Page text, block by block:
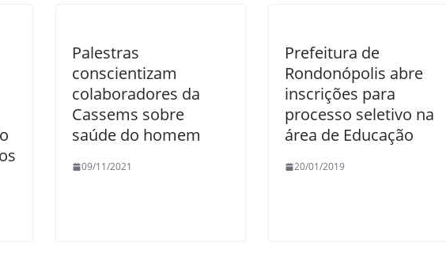
Palestras
conscientizam
colaboradores da
Cassems sobre
saúde do homem
09/11/2021
Prefeitura de
Rondonópolis abre
inscrições para
processo seletivo na
área de Educação
20/01/2019